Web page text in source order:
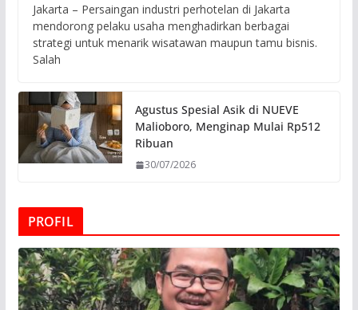
Jakarta – Persaingan industri perhotelan di Jakarta
mendorong pelaku usaha menghadirkan berbagai
strategi untuk menarik wisatawan maupun tamu bisnis.
Salah
Agustus Spesial Asik di NUEVE
Malioboro, Menginap Mulai Rp512
Ribuan
30/07/2026
PROFIL